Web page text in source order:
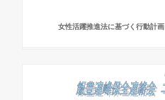
女性活躍推進法に基づく行動計画